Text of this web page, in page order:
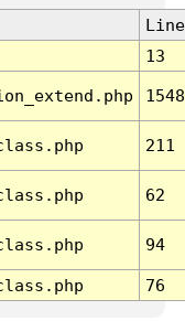
Line
13
1548
211
62
94
76